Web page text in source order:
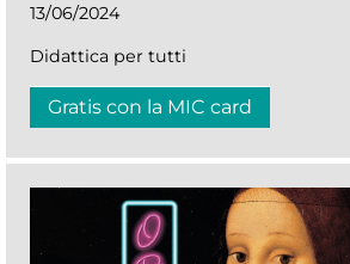
13/06/2024
Didattica per tutti
Gratis con la MIC card